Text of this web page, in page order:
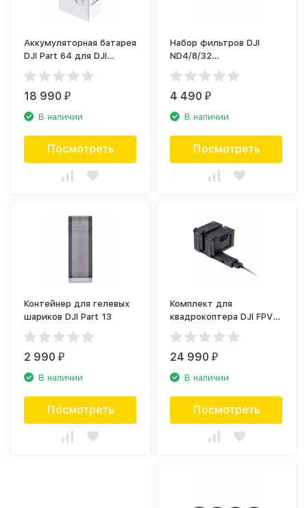
Аккумуляторная батарея
DJI Part 64 для DJI
Phantom
18 990₽
В наличии
Посмотреть
Набор фильтров DJI
ND4/8/32
CP.MA.00000269.01
4 490₽
В наличии
Посмотреть
Контейнер для гелевых
шариков DJI Part 13
2 990₽
В наличии
Посмотреть
Комплект для
квадрокоптера DJI FPV
Fly More Kit
24 990₽
В наличии
Посмотреть